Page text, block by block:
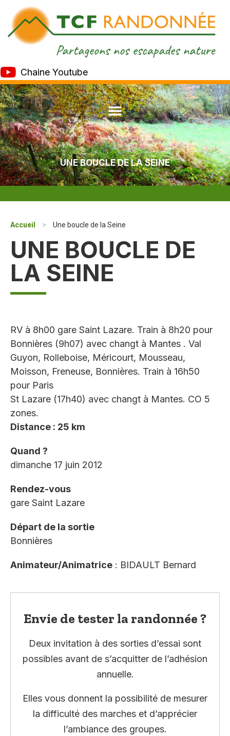
Chaine Youtube
UNE BOUCLE DE LA SEINE
Accueil > Une boucle de la Seine
UNE BOUCLE DE
LA SEINE
RV à 8h00 gare Saint Lazare. Train à 8h20 pour
Bonnières (9h07) avec changt à Mantes . Val
Guyon, Rolleboise, Méricourt, Mousseau,
Moisson, Freneuse, Bonnières. Train à 16h50
pour Paris
St Lazare (17h40) avec changt à Mantes. CO 5
zones.
Distance : 25 km
Quand ?
dimanche 17 juin 2012
Rendez-vous
gare Saint Lazare
Départ de la sortie
Bonnières
Animateur/Animatrice : BIDAULT Bernard
Envie de tester la randonnée ?
Deux invitation à des sorties d’essai sont
possibles avant de s’acquitter de l’adhésion
annuelle.
Elles vous donnent la possibilité de mesurer
la difficulté des marches et d’apprécier
l’ambiance des groupes.